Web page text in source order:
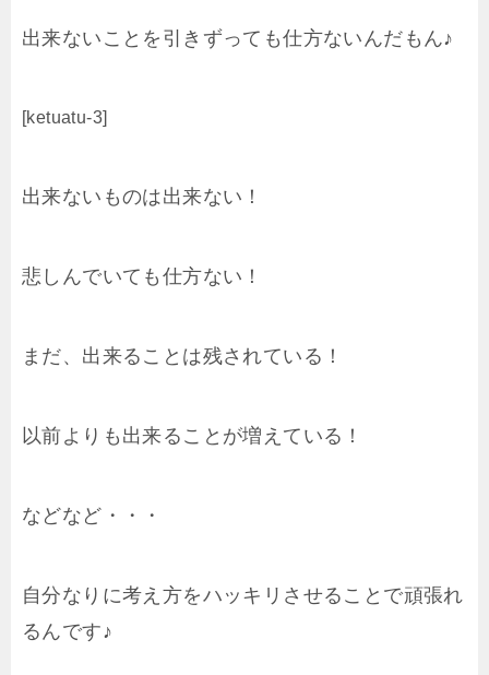
出来ないことを引きずっても仕方ないんだもん♪
[ketuatu-3]
出来ないものは出来ない！
悲しんでいても仕方ない！
まだ、出来ることは残されている！
以前よりも出来ることが増えている！
などなど・・・
自分なりに考え方をハッキリさせることで頑張れ
るんです♪